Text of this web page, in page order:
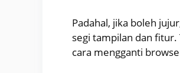
Padahal, jika boleh
segi tampilan dan
cara mengganti